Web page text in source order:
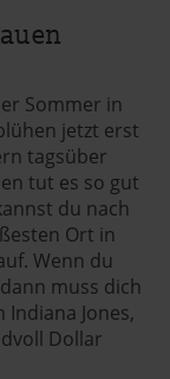
Sommer in
jetzt erst
tagsüber
tut es so gut
du nach
Ort in
Wenn du
muss dich
Jones,
Dollar